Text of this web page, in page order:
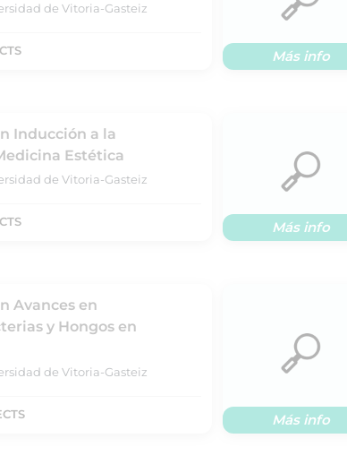
de Vitoria-Gasteiz
Más info
Inducción a la
Estética
de Vitoria-Gasteiz
Más info
Avances en
y Hongos en
de Vitoria-Gasteiz
Más info